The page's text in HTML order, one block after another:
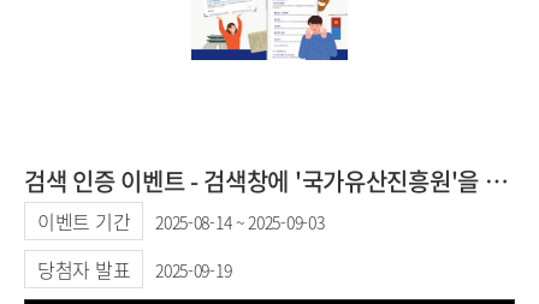
검색 인증 이벤트 - 검색창에 '국가유산진흥원'을 검색하세요!
이벤트 기간 2025-08-14 ~ 2025-09-03
당첨자 발표 2025-09-19